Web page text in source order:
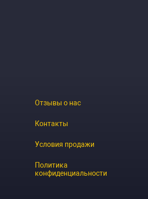
Отзывы о нас
Контакты
Условия продажи
Политика
конфиденциальности